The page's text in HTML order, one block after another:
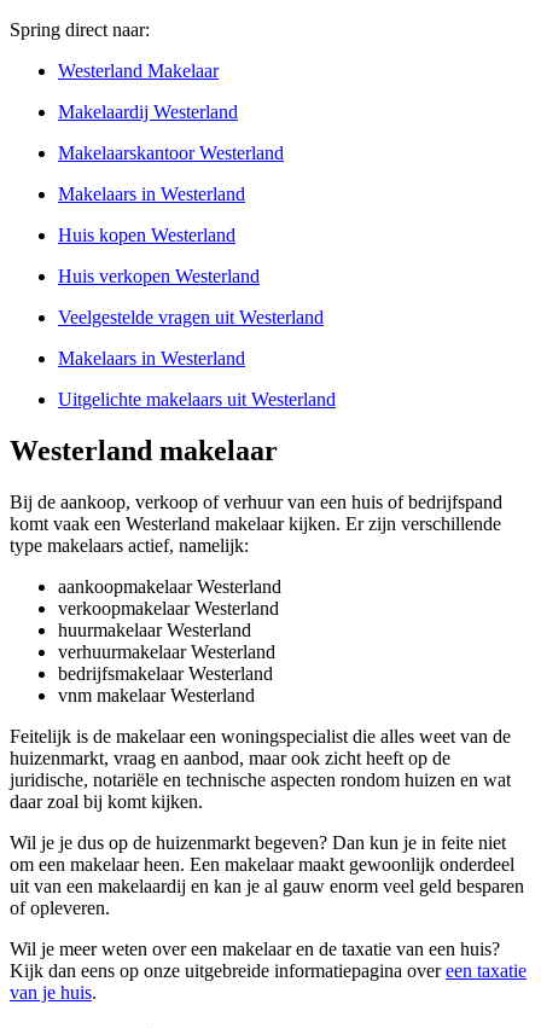
Spring direct naar:
Westerland Makelaar
Makelaardij Westerland
Makelaarskantoor Westerland
Makelaars in Westerland
Huis kopen Westerland
Huis verkopen Westerland
Veelgestelde vragen uit Westerland
Makelaars in Westerland
Uitgelichte makelaars uit Westerland
Westerland makelaar
Bij de aankoop, verkoop of verhuur van een huis of bedrijfspand
komt vaak een Westerland makelaar kijken. Er zijn verschillende
type makelaars actief, namelijk:
aankoopmakelaar Westerland
verkoopmakelaar Westerland
huurmakelaar Westerland
verhuurmakelaar Westerland
bedrijfsmakelaar Westerland
vnm makelaar Westerland
Feitelijk is de makelaar een woningspecialist die alles weet van de
huizenmarkt, vraag en aanbod, maar ook zicht heeft op de
juridische, notariële en technische aspecten rondom huizen en wat
daar zoal bij komt kijken.
Wil je je dus op de huizenmarkt begeven? Dan kun je in feite niet
om een makelaar heen. Een makelaar maakt gewoonlijk onderdeel
uit van een makelaardij en kan je al gauw enorm veel geld besparen
of opleveren.
Wil je meer weten over een makelaar en de taxatie van een huis?
Kijk dan eens op onze uitgebreide informatiepagina overeen taxatie
van je huis.